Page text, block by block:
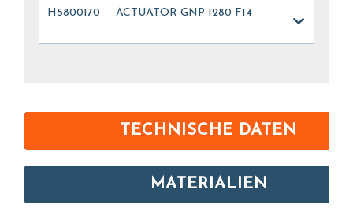
H5800170 ACTUATOR GNP 1280 F14
TECHNISCHE DATEN
MATERIALIEN